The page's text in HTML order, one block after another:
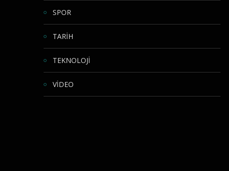
SPOR
TARİH
TEKNOLOJİ
VİDEO